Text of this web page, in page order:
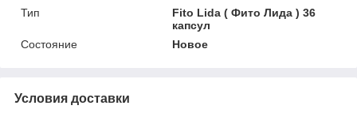
Тип
Fito Lida ( Фито Лида ) 36
капсул
Состояние
Новое
Условия доставки